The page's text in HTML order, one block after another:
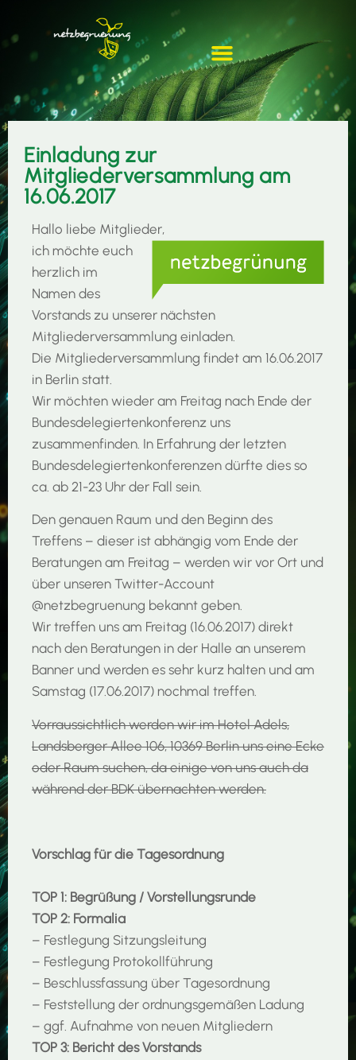
Einladung zur
Mitgliederversammlung am
16.06.2017
Hallo liebe Mitglieder,
ich möchte euch
herzlich im
Namen des
Vorstands zu unserer nächsten
Mitgliederversammlung einladen.
Die Mitgliederversammlung findet am 16.06.2017
in Berlin statt.
Wir möchten wieder am Freitag nach Ende der
Bundesdelegiertenkonferenz uns
zusammenfinden. In Erfahrung der letzten
Bundesdelegiertenkonferenzen dürfte dies so
ca. ab 21-23 Uhr der Fall sein.
Den genauen Raum und den Beginn des
Treffens – dieser ist abhängig vom Ende der
Beratungen am Freitag – werden wir vor Ort und
über unseren Twitter-Account
@netzbegruenung bekannt geben.
Wir treffen uns am Freitag (16.06.2017) direkt
nach den Beratungen in der Halle an unserem
Banner und werden es sehr kurz halten und am
Samstag (17.06.2017) nochmal treffen.
Vorraussichtlich werden wir im Hotel Adels,
Landsberger Allee 106, 10369 Berlin uns eine Ecke
oder Raum suchen, da einige von uns auch da
während der BDK übernachten werden.
Vorschlag für die Tagesordnung
TOP 1: Begrüßung / Vorstellungsrunde
TOP 2: Formalia
– Festlegung Sitzungsleitung
– Festlegung Protokollführung
– Beschlussfassung über Tagesordnung
– Feststellung der ordnungsgemäßen Ladung
– ggf. Aufnahme von neuen Mitgliedern
TOP 3: Bericht des Vorstands